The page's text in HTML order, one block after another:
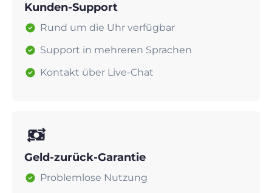
Kunden-Support
Rund um die Uhr verfügbar
Support in mehreren Sprachen
Kontakt über Live-Chat
Geld-zurück-Garantie
Problemlose Nutzung